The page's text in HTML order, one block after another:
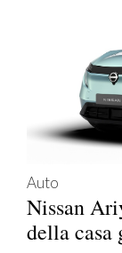
Auto
Nissan
della casa